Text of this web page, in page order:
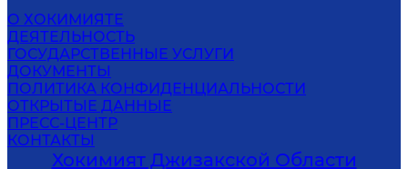
О ХОКИМИЯТЕ
ДЕЯТЕЛЬНОСТЬ
ГОСУДАРСТВЕННЫЕ УСЛУГИ
ДОКУМЕНТЫ
ПОЛИТИКА КОНФИДЕНЦИАЛЬНОСТИ
ОТКРЫТЫЕ ДАННЫЕ
ПРЕСС-ЦЕНТР
КОНТАКТЫ
Хокимият Джизакской Области